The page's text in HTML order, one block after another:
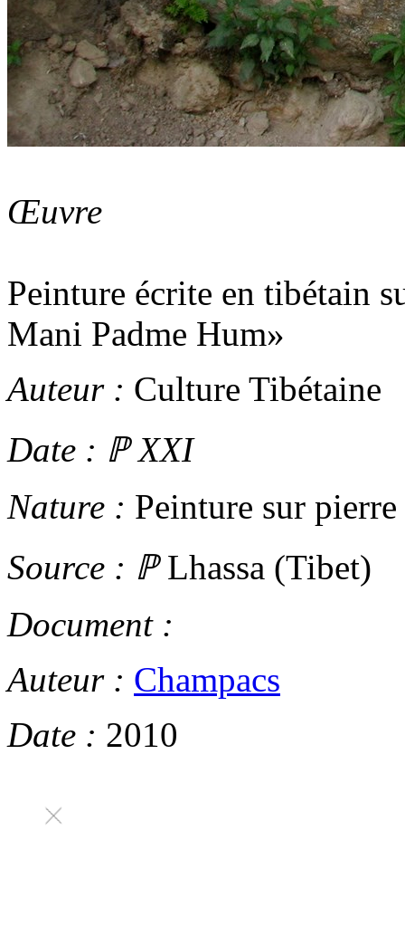
Œuvre
Peinture écrite en tibétain
Mani Padme Hum
Auteur : Culture Tibétaine
Date : ℙ XXI
Nature : Peinture sur pierre
Source : ℙLhassa (Tibet)
Document :
Auteur : Champacs
Date : 2010